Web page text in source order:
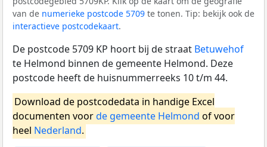
van de numerieke postcode 5709 te tonen. Tip: bekijk ook de
interactieve postcodekaart.
De postcode 5709 KP hoort bij de straat Betuwehof
te Helmond binnen de gemeente Helmond. Deze
postcode heeft de huisnummerreeks 10 t/m 44.
Download de postcodedata in handige Excel
documenten voorde gemeente Helmond of voor
heel Nederland.